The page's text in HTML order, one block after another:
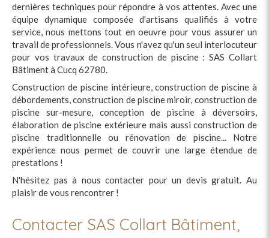
dernières techniques pour répondre à vos attentes. Avec une
équipe dynamique composée d'artisans qualifiés à votre
service, nous mettons tout en oeuvre pour vous assurer un
travail de professionnels. Vous n'avez qu'un seul interlocuteur
pour vos travaux de construction de piscine : SAS Collart
Bâtiment à Cucq 62780.
Construction de piscine intérieure, construction de piscine à
débordements, construction de piscine miroir, construction de
piscine sur-mesure, conception de piscine à déversoirs,
élaboration de piscine extérieure mais aussi construction de
piscine traditionnelle ou rénovation de piscine... Notre
expérience nous permet de couvrir une large étendue de
prestations !
N'hésitez pas à nous contacter pour un devis gratuit. Au
plaisir de vous rencontrer !
Contacter SAS Collart Bâtiment,